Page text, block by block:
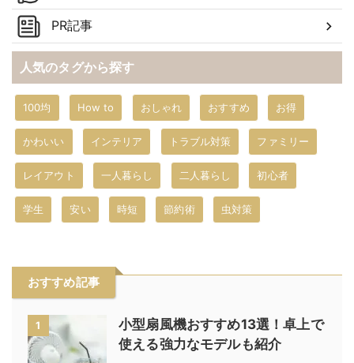
PR記事
人気のタグから探す
100均 How to おしゃれ おすすめ お得
かわいい インテリア トラブル対策 ファミリー
レイアウト 一人暮らし 二人暮らし 初心者
学生 安い 時短 節約術 虫対策
おすすめ記事
1
小型扇風機おすすめ13選！卓上で
使える強力なモデルも紹介